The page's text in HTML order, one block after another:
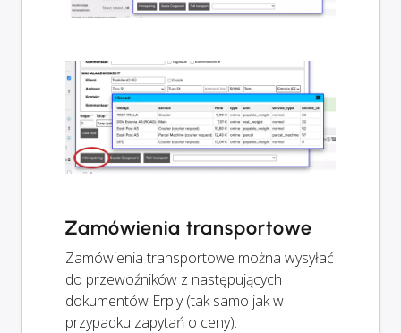
Zamówienia transportowe
Zamówienia transportowe można wysyłać
do przewoźników z następujących
dokumentów Erply (tak samo jak w
przypadku zapytań o ceny):